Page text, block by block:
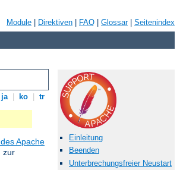
Module Direktiven FAQ Glossar| Seitenindex
ja ko tr
Apache
zur
Einleitung
Beenden
Unterbrechungsfreier Neustart